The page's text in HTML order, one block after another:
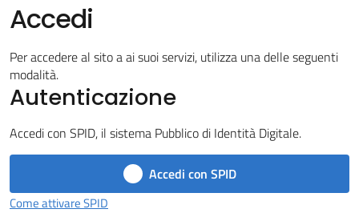
Servizi
Menu selezionato
Vivere
del
Rio
Accedi
Per accedere al sito a ai suoi servizi, utilizza una delle seguenti
modalità.
Autenticazione
Accedi con SPID, il sistema Pubblico di Identità Digitale.
Accedi con SPID
Come attivare SPID